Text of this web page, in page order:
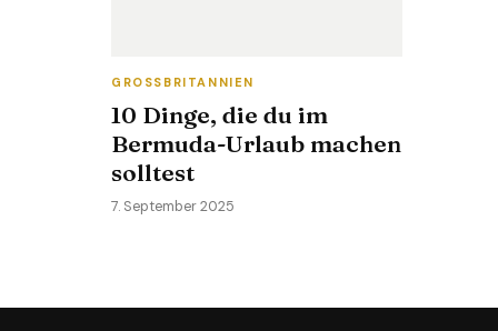
GROSSBRITANNIEN
10 Dinge, die du im
Bermuda-Urlaub machen
solltest
7. September 2025